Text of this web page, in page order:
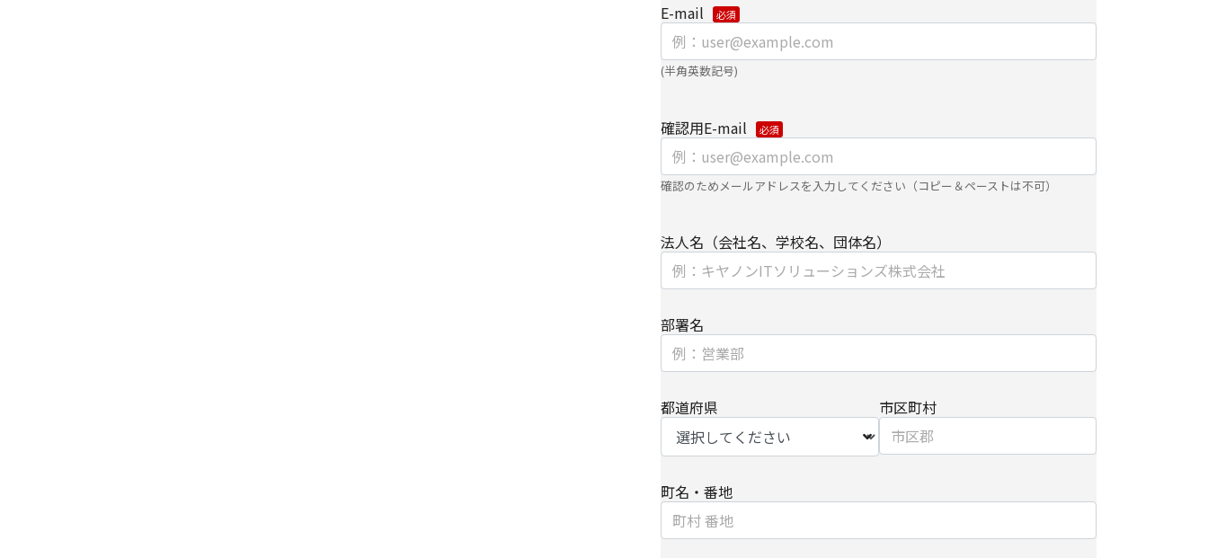
なお、上記利用目的の範囲で利用するにあたり、当社のグループ会社お
よびパートナー企業より直接ご連絡させていただく場合があります。
当社は、委託業務により個人情報を外部へ預託する場合は、適切な機密
保持契約を締結し委託先を監督します。
【情報提供の任意性に関して】
種情報/サービスをお届けできなくなる場合がございます。
【個人情報の開示/訂正/削除に関して】
は、下記の【お問い合わせ先】にご連絡ください。また、お手続きの詳
細については、以下をご参照ください。
【安全対策に関して】
SSL（Secure Sockets Layer）による個人情報の暗号化またはこれに準
【個人情報保護管理者】
E-mail
(半角英数記号)
確認用E-mail
確認のためメールアドレスを入力してください（コピー＆ペーストは不可）
法人名（会社名、学校名、団体名）
部署名
都道府県 市区町村
町名・番地